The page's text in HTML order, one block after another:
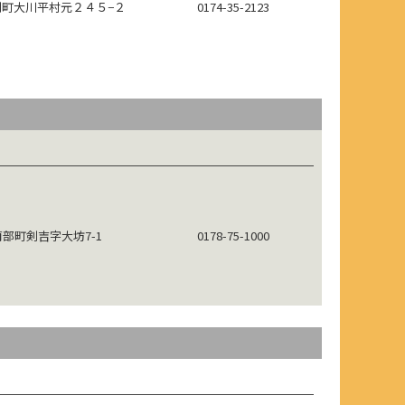
大川平村元２４５−２ 0174-35-2123
町剣吉字大坊7-1 0178-75-1000